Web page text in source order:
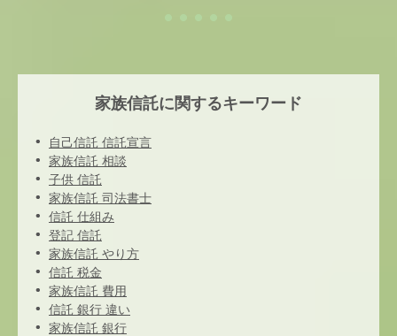
家族信託に関するキーワード
自己信託 信託宣言
家族信託 相談
子供 信託
家族信託 司法書士
信託 仕組み
登記 信託
家族信託 やり方
信託 税金
家族信託 費用
信託 銀行 違い
家族信託 銀行